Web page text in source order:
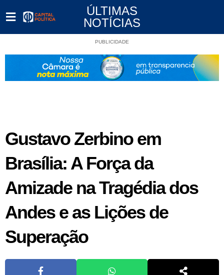
ÚLTIMAS
NOTÍCIAS
PUBLICIDADE
Gustavo Zerbino em
Brasília: A Força da
Amizade na Tragédia dos
Andes e as Lições de
Superação